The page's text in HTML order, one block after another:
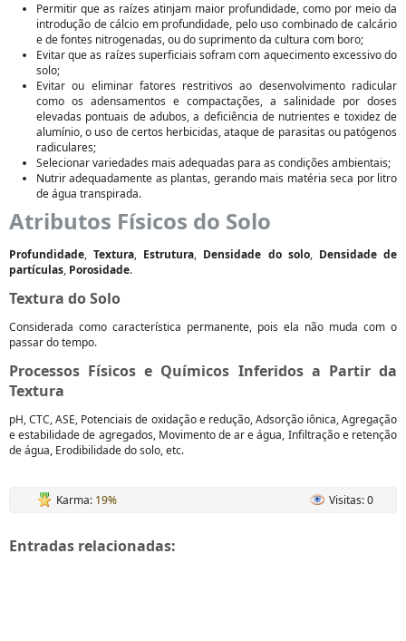
Permitir que as raízes atinjam maior profundidade, como por meio da
introdução de cálcio em profundidade, pelo uso combinado de calcário
e de fontes nitrogenadas, ou do suprimento da cultura com boro;
Evitar que as raízes superficiais sofram com aquecimento excessivo do
solo;
Evitar ou eliminar fatores restritivos ao desenvolvimento radicular
como os adensamentos e compactações, a salinidade por doses
elevadas pontuais de adubos, a deficiência de nutrientes e toxidez de
alumínio, o uso de certos herbicidas, ataque de parasitas ou patógenos
radiculares;
Selecionar variedades mais adequadas para as condições ambientais;
Nutrir adequadamente as plantas, gerando mais matéria seca por litro
de água transpirada.
Atributos Físicos do Solo
Profundidade,Textura, Estrutura, Densidade do solo, Densidade de
partículas, Porosidade.
Textura do Solo
Considerada como característica permanente, pois ela não muda com o
passar do tempo.
Processos Físicos e Químicos Inferidos a Partir da
Textura
pH, CTC, ASE, Potenciais de oxidação e redução, Adsorção iônica, Agregação
e estabilidade de agregados, Movimento de ar e água, Infiltração e retenção
de água, Erodibilidade do solo, etc.
Karma: 19% Visitas: 0
Entradas relacionadas: